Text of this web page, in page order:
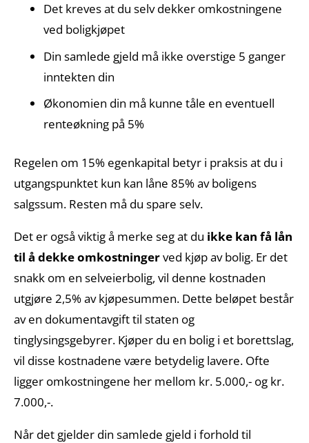
Det kreves at du selv dekker omkostningene
ved boligkjøpet
Din samlede gjeld må ikke overstige 5 ganger
inntekten din
Økonomien din må kunne tåle en eventuell
renteøkning på 5%
Regelen om 15% egenkapital betyr i praksis at du i
utgangspunktet kun kan låne 85% av boligens
salgssum. Resten må du spare selv.
Det er også viktig å merke seg at du ikke kan få lån
til å dekke omkostningerved kjøp av bolig. Er det
snakk om en selveierbolig, vil denne kostnaden
utgjøre 2,5% av kjøpesummen. Dette beløpet består
av en dokumentavgift til staten og
tinglysingsgebyrer. Kjøper du en bolig i et borettslag,
vil disse kostnadene være betydelig lavere. Ofte
ligger omkostningene her mellom kr. 5.000,- og kr.
7.000,-.
Når det gjelder din samlede gjeld i forhold til